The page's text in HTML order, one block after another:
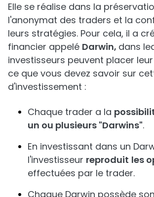
Elle se réalise dans la
l'anonymat des traders et la
leurs stratégies. Pour cela, il a
financier appelé Darwin, dans
investisseurs peuvent placer
ce que vous devez savoir sur
d'investissement :
Chaque trader a la
un ou plusieurs "Darwins".
En investissant dans un
l'investisseur reproduit les
effectuées par le trader.
Chaque Darwin possède son